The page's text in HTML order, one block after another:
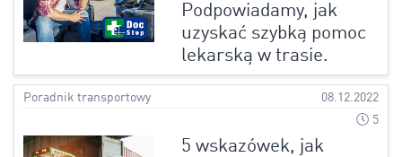
Podpowiadamy, jak
uzyskać szybką pomoc
lekarską w trasie.
Poradnik transportowy
08.12.2022
5
5 wskazówek, jak